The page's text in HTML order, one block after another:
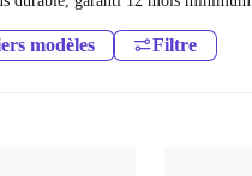
modèles Filtre